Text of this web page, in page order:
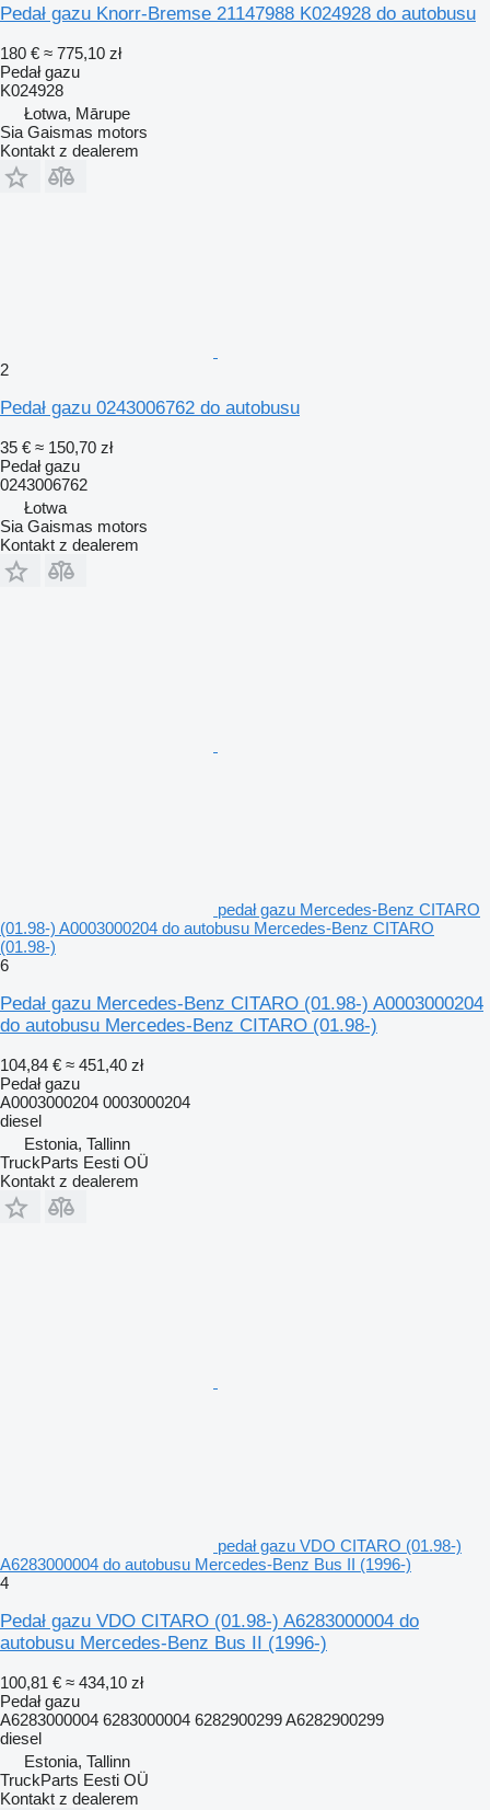
Pedał gazu Knorr-Bremse 21147988 K024928 do autobusu
180 € ≈ 775,10 zł
Pedał gazu
K024928
Łotwa, Mārupe
Sia Gaismas motors
Kontakt z dealerem
2
Pedał gazu 0243006762 do autobusu
35 € ≈ 150,70 zł
Pedał gazu
0243006762
Łotwa
Sia Gaismas motors
Kontakt z dealerem
pedał gazu Mercedes-Benz CITARO
(01.98-) A0003000204 do autobusu Mercedes-Benz CITARO
(01.98-)
6
Pedał gazu Mercedes-Benz CITARO (01.98-) A0003000204
do autobusu Mercedes-Benz CITARO (01.98-)
104,84 € ≈ 451,40 zł
Pedał gazu
A0003000204 0003000204
diesel
Estonia, Tallinn
TruckParts Eesti OÜ
Kontakt z dealerem
pedał gazu VDO CITARO (01.98-)
A6283000004 do autobusu Mercedes-Benz Bus II (1996-)
4
Pedał gazu VDO CITARO (01.98-) A6283000004 do
autobusu Mercedes-Benz Bus II (1996-)
100,81 € ≈ 434,10 zł
Pedał gazu
A6283000004 6283000004 6282900299 A6282900299
diesel
Estonia, Tallinn
TruckParts Eesti OÜ
Kontakt z dealerem